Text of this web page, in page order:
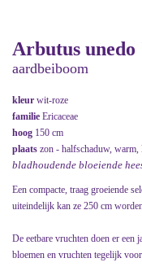
Arbutus
aardbeiboom
kleur wit-roze
familie Ericaceae
hoog 150 cm
plaats zon - halfschaduw, warm,
bladhoudende bloeiende
Een compacte, traag groeiende
uiteindelijk kan ze 250 cm
De eetbare vruchten doen er
bloemen en vruchten tegelijk